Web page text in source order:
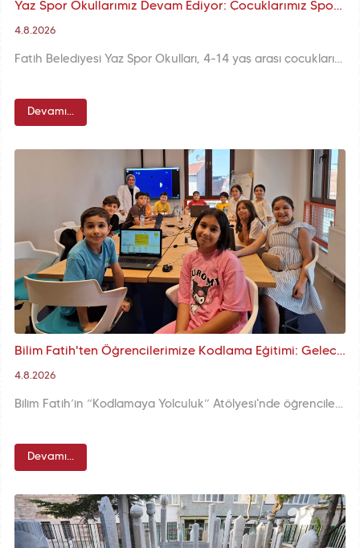
Yaz Spor Okullarımız Devam Ediyor: Çocuklarımız Sporla Dolu Bir Yaz Geçiriyor
4.8.2026
Fatih Belediyesi Yaz Spor Okulları, 4-14 yaş arası çocuklarımızı 20 farklı noktada sporla buluşturmaya devam ediyor. Çocuklarımız yaz boyunca hem farklı branşlarda eğitim alıyor hem de sporun disiplinini, paylaşım kültürünü ve takım ruhunu deneyimliyor.
Devamı...
Bilim Fatih'ten Öğrencilerimize Kodlama Eğitimi: Geleceğin Teknolojisi İçin İlk Adım
4.8.2026
Bilim Fatih’in “Kodlamaya Yolculuk” Atölyesi'nde öğrenciler kodlama, yapay zekâ ve robot teknolojisi alanlarında temel beceriler kazanıyor.
Devamı...